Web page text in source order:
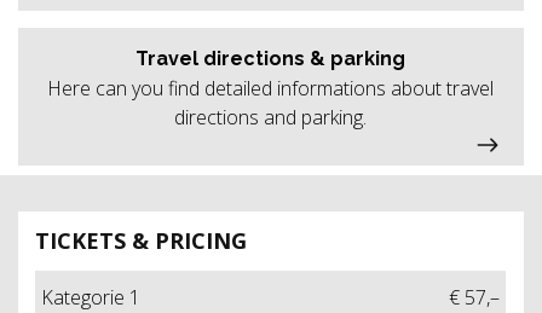
TICKETS & PRICING
Kategorie 1
€ 57,–
Travel directions & parking
Here can you find detailed informations about travel
directions and parking.